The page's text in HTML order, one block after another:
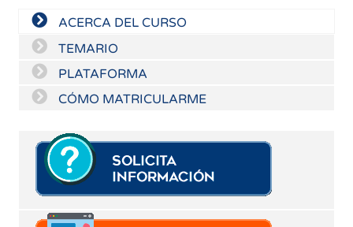
ACERCA DEL CURSO
TEMARIO
PLATAFORMA
CÓMO MATRICULARME